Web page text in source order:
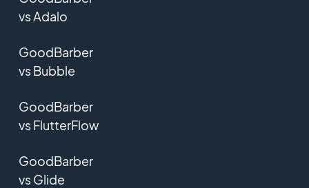
vs Adalo
GoodBarber
vs Bubble
GoodBarber
vs FlutterFlow
GoodBarber
vs Glide